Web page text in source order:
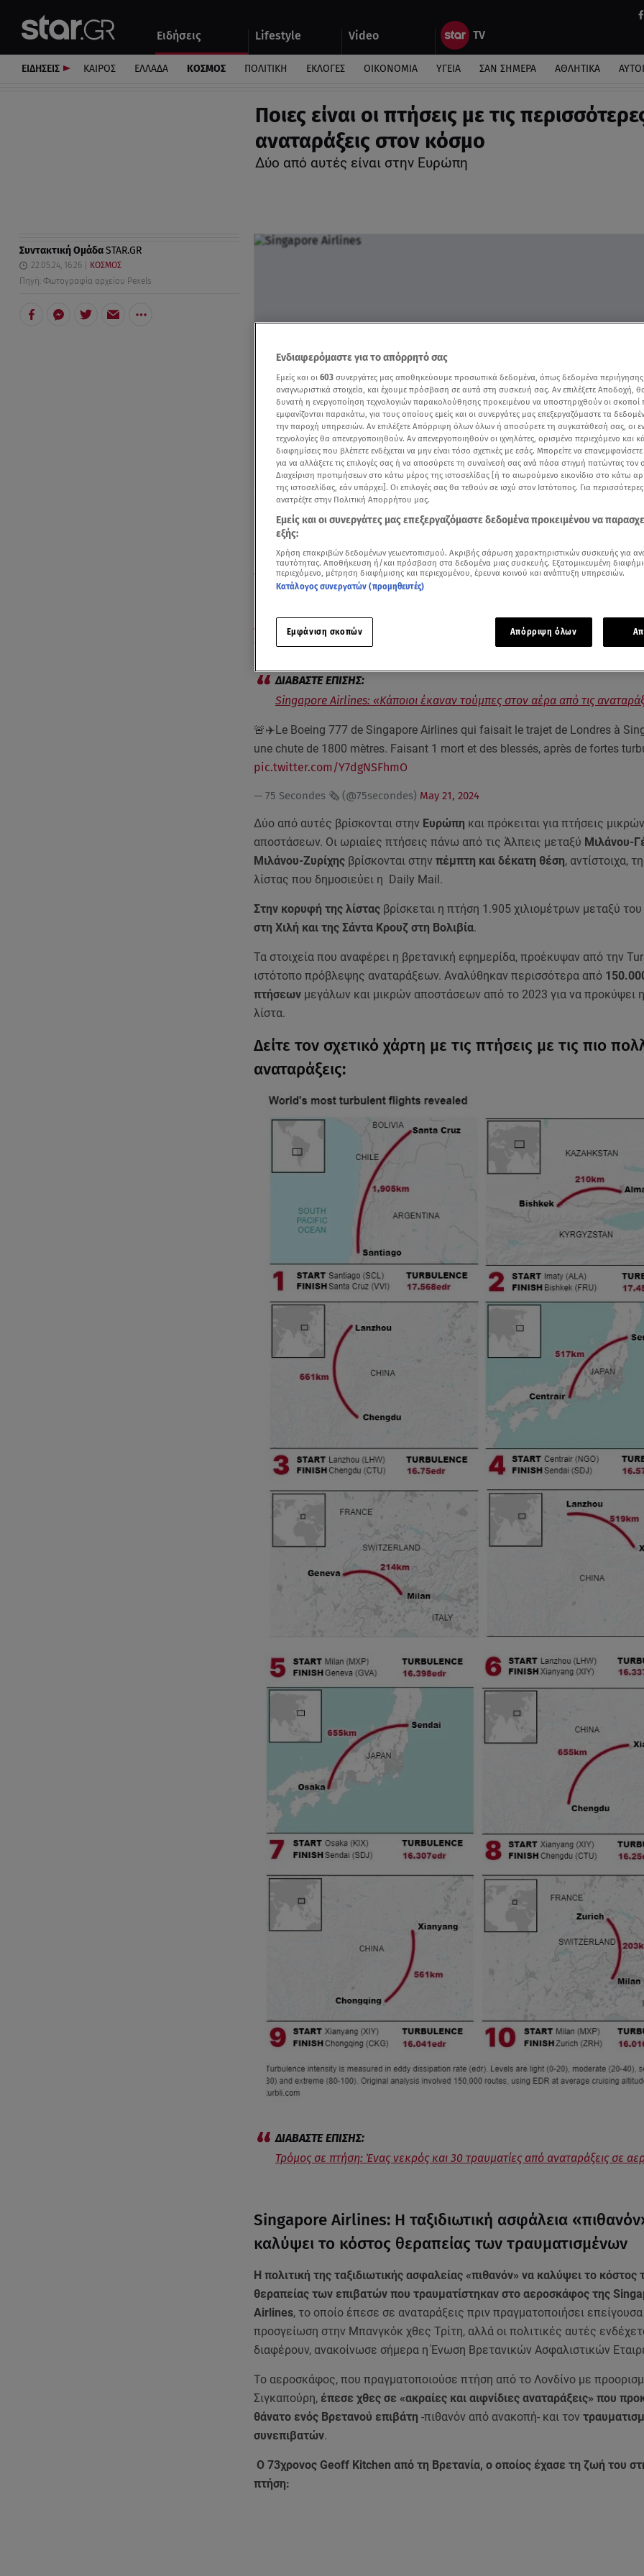
Ειδήσεις Lifestyle Video
Αυτοκίνητο
ΕΙΔΗΣΕΙΣ ΚΑΙΡΟΣ ΕΛΛΑΔΑ ΚΟΣΜΟΣ ΠΟΛΙΤΙΚΗ ΕΚΛΟΓΕΣ ΟΙΚΟΝΟΜΙΑ ΥΓΕΙΑ ΣΑΝ ΣΗΜΕΡΑ ΑΘΛΗΤΙΚΑ
Ποιες είναι οι πτήσεις με τις
αναταράξεις στον κόσμο
Δύο από αυτές είναι στην Ευρώπη
Συντακτική ΟμάδαSTAR.GR
22.05.24, 16:26
ΚΟΣΜΟΣ
Πηγή: Φωτογραφία αρχείου Pexels
Δείτε περισσότερα άρθρα μας στα αποτελέσματα αναζήτησης
Ρεπορτάζ για τη μοιραία πτήση της Singapore Airlines / Βίντεο αρχείου από δελτίο ειδήσεων του
Airlines
από το Λονδίνο στη Σιγκαπούρη, η Daily Mail δημοσίευσε λίστα με
πτήσεις όπου έχει παρατηρηθεί να έχουν πολλές αναταράξεις.
Singapore Airlines: «Κάποιοι έκαναν τούμπες στον αέρα από τις
🚨✈️Le Boeing 777 de Singapore Airlines qui faisait le trajet de Londres à
une chute de 1800 mètres. Faisant 1 mort et des blessés, après de fortes
pic.twitter.com/Y7dgNSFhmO
— 75 Secondes 🗞️ (@75secondes) May 21, 2024
Δύο από αυτές βρίσκονται στην Ευρώπη και πρόκειται για πτήσεις μικρών
αποστάσεων. Οι ωριαίες πτήσεις πάνω από τις Άλπεις μεταξύ Μιλάνου-
Μιλάνου-Ζυρίχηςβρίσκονται στην πέμπτη και δέκατη θέση, αντίστοιχα,
λίστας που δημοσιεύει η Daily Mail.
Στην κορυφή της λίσταςβρίσκεται η πτήση 1.905 χιλιομέτρων μεταξύ του
στη Χιλή και της Σάντα Κρουζ στη Βολιβία.
Τα στοιχεία που αναφέρει η βρετανική εφημερίδα, προέκυψαν από την
ιστότοπο πρόβλεψης αναταράξεων. Αναλύθηκαν περισσότερα από
πτήσεωνμεγάλων και μικρών αποστάσεων από το 2023 για να προκύψει η
λίστα.
Δείτε τον σχετικό χάρτη με τις πτήσεις με τις πιο
αναταράξεις:
Τρόμος σε πτήση: Ένας νεκρός και 30 τραυματίες από αναταράξεις σε
Singapore Airlines: Η ταξιδιωτική ασφάλεια
καλύψει το κόστος θεραπείας των τραυματισμένων
Η πολιτική της ταξιδιωτικής ασφαλείας «πιθανόν» να καλύψει το κόστος
θεραπείας των επιβατών που τραυματίστηκαν στο αεροσκάφος της
Airlines, το οποίο έπεσε σε αναταράξεις πριν πραγματοποιήσει επείγουσα
προσγείωση στην Μπανγκόκ χθες Τρίτη, αλλά οι πολιτικές αυτές
διαφέρουν, ανακοίνωσε σήμερα η Ένωση Βρετανικών Ασφαλιστικών
Το αεροσκάφος, που πραγματοποιούσε πτήση από το Λονδίνο με
Σιγκαπούρη, έπεσε χθες σε «ακραίες και αιφνίδιες αναταράξεις» που
θάνατο ενός Bρετανού επιβάτη -πιθανόν από ανακοπή- και τον
συνεπιβατών.
Ο 73χρονος Geoff Kitchen από τη Βρετανία, ο οποίος έχασε τη ζωή του
πτήση:
Ενδιαφερόμαστε για το απόρρητό σας
Εμείς και οι 603 συνεργάτες μας αποθηκεύουμε προσωπικά δεδομένα, όπως δεδομένα
αναγνωριστικά στοιχεία, και έχουμε πρόσβαση σε αυτά στη συσκευή σας. Αν επιλέξετε Αποδοχή,
δυνατή η ενεργοποίηση τεχνολογιών παρακολούθησης προκειμένου να υποστηριχθούν οι σκοποί
εμφανίζονται παρακάτω, για τους οποίους εμείς και οι συνεργάτες μας επεξεργαζόμαστε τα
την παροχή υπηρεσιών. Αν επιλέξετε Απόρριψη όλων όλων ή αποσύρετε τη συγκατάθεσή σας, οι
τεχνολογίες θα απενεργοποιηθούν. Αν απενεργοποιηθούν οι ιχνηλάτες, ορισμένο περιεχόμενο και
διαφημίσεις που βλέπετε ενδέχεται να μην είναι τόσο σχετικές με εσάς. Μπορείτε να
για να αλλάξετε τις επιλογές σας ή να αποσύρετε τη συναίνεσή σας ανά πάσα στιγμή πατώντας τον
Διαχείριση προτιμήσεων στο κάτω μέρος της ιστοσελίδας [ή το αιωρούμενο εικονίδιο στο κάτω
της ιστοσελίδας, εάν υπάρχει]. Οι επιλογές σας θα τεθούν σε ισχύ στον Ιστότοπος. Για
ανατρέξτε στην Πολιτική Απορρήτου μας.
Εμείς και οι συνεργάτες μας επεξεργαζόμαστε δεδομένα προκειμένου να
εξής:
Χρήση επακριβών δεδομένων γεωεντοπισμού. Ακριβής σάρωση χαρακτηριστικών συσκευής για
ταυτότητας. Αποθήκευση ή/και πρόσβαση στα δεδομένα μιας συσκευής. Εξατομικευμένη
περιεχόμενο, μέτρηση διαφήμισης και περιεχομένου, έρευνα κοινού και ανάπτυξη υπηρεσιών.
Κατάλογος συνεργατών (προμηθευτές)
Εμφάνιση σκοπών Απόρριψη όλων